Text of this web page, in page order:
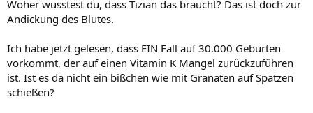
Woher wusstest du, dass Tizian das braucht? Das ist doch zur
Andickung des Blutes.
Ich habe jetzt gelesen, dass EIN Fall auf 30.000 Geburten
vorkommt, der auf einen Vitamin K Mangel zurückzuführen
ist. Ist es da nicht ein bißchen wie mit Granaten auf Spatzen
schießen?